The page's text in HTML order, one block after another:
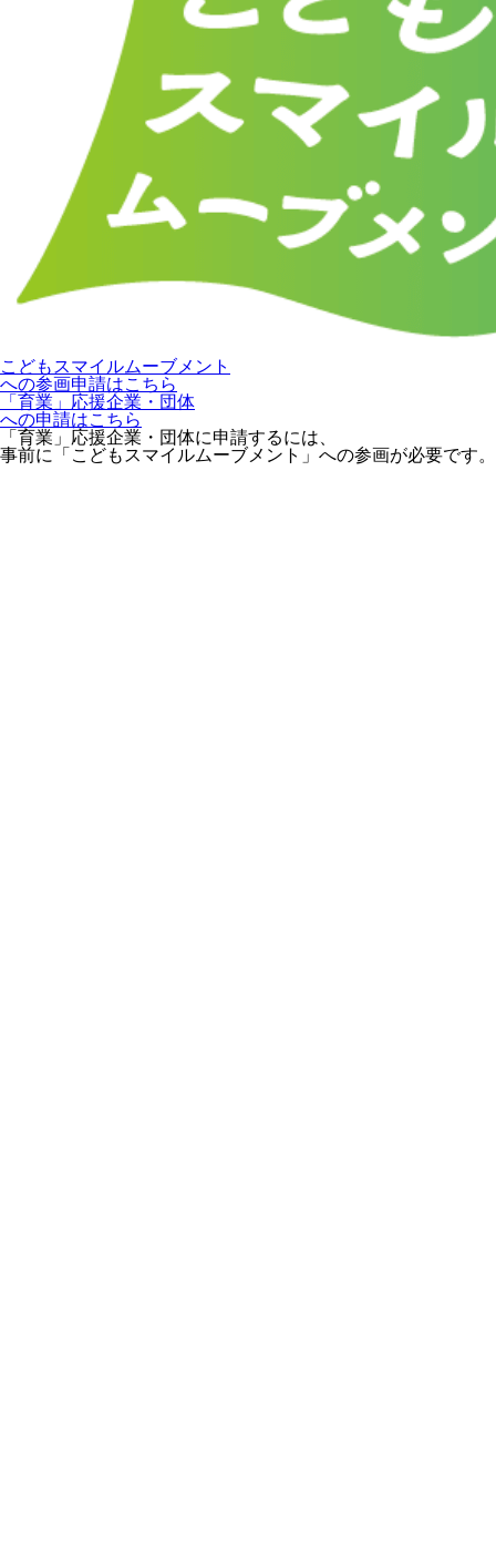
こどもスマイルムーブメント
への参画申請はこちら
「育業」応援企業・団体
への申請はこちら
「育業」応援企業・団体に申請するには、
事前に「こどもスマイルムーブメント」への参画が必要です。